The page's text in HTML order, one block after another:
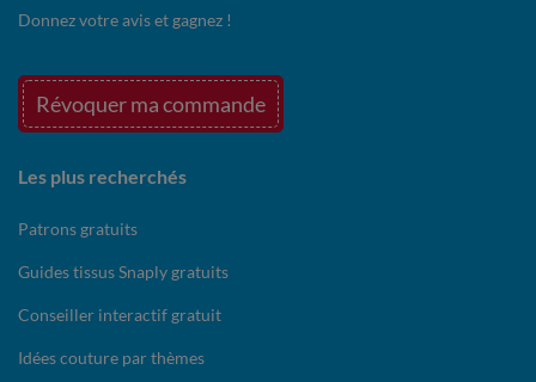
Donnez votre avis et gagnez !
Révoquer ma commande
Les plus recherchés
Patrons gratuits
Guides tissus Snaply gratuits
Conseiller interactif gratuit
Idées couture par thèmes